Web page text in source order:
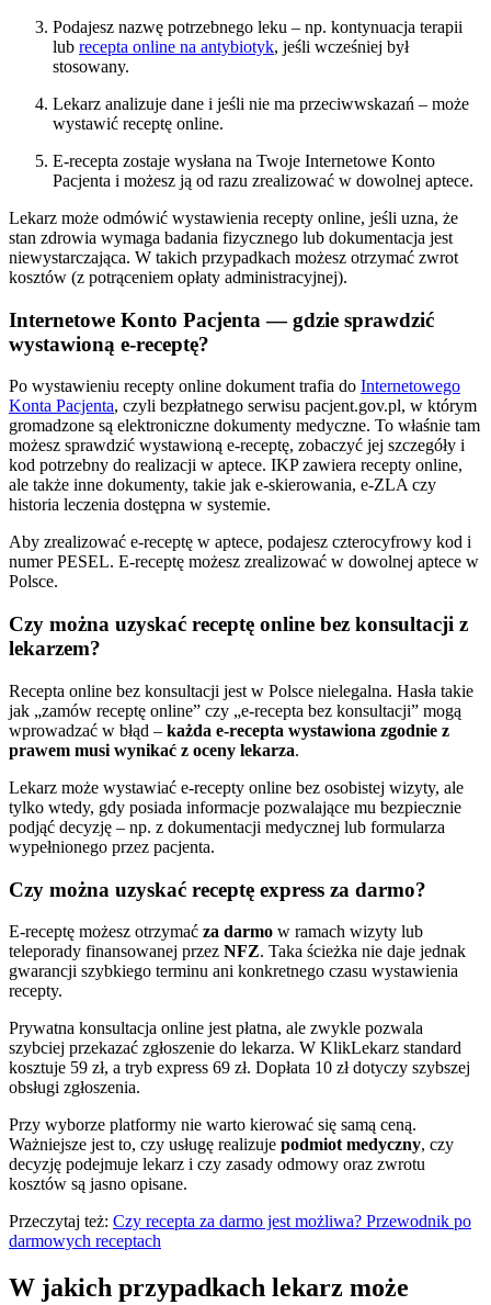
Podajesz nazwę potrzebnego leku – np. kontynuacja terapii
lub recepta online na antybiotyk, jeśli wcześniej był
stosowany.
Lekarz analizuje dane i jeśli nie ma przeciwwskazań – może
wystawić receptę online.
E-recepta zostaje wysłana na Twoje Internetowe Konto
Pacjenta i możesz ją od razu zrealizować w dowolnej aptece.
Lekarz może odmówić wystawienia recepty online, jeśli uzna, że
stan zdrowia wymaga badania fizycznego lub dokumentacja jest
niewystarczająca. W takich przypadkach możesz otrzymać zwrot
kosztów (z potrąceniem opłaty administracyjnej).
Internetowe Konto Pacjenta — gdzie sprawdzić
wystawioną e-receptę?
Po wystawieniu recepty online dokument trafia do Internetowego
Konta Pacjenta, czyli bezpłatnego serwisu pacjent.gov.pl, w którym
gromadzone są elektroniczne dokumenty medyczne. To właśnie tam
możesz sprawdzić wystawioną e-receptę, zobaczyć jej szczegóły i
kod potrzebny do realizacji w aptece. IKP zawiera recepty online,
ale także inne dokumenty, takie jak e-skierowania, e-ZLA czy
historia leczenia dostępna w systemie.
Aby zrealizować e-receptę w aptece, podajesz czterocyfrowy kod i
numer PESEL. E-receptę możesz zrealizować w dowolnej aptece w
Polsce.
Czy można uzyskać receptę online bez konsultacji z
lekarzem?
Recepta online bez konsultacji jest w Polsce nielegalna. Hasła takie
jak „zamów receptę online” czy „e-recepta bez konsultacji” mogą
wprowadzać w błąd – każda e-recepta wystawiona zgodnie z
prawem musi wynikać z oceny lekarza.
Lekarz może wystawiać e-recepty online bez osobistej wizyty, ale
tylko wtedy, gdy posiada informacje pozwalające mu bezpiecznie
podjąć decyzję – np. z dokumentacji medycznej lub formularza
wypełnionego przez pacjenta.
Czy można uzyskać receptę express za darmo?
E-receptę możesz otrzymać za darmo w ramach wizyty lub
teleporady finansowanej przez NFZ. Taka ścieżka nie daje jednak
gwarancji szybkiego terminu ani konkretnego czasu wystawienia
recepty.
Prywatna konsultacja online jest płatna, ale zwykle pozwala
szybciej przekazać zgłoszenie do lekarza. W KlikLekarz standard
kosztuje 59 zł, a tryb express 69 zł. Dopłata 10 zł dotyczy szybszej
obsługi zgłoszenia.
Przy wyborze platformy nie warto kierować się samą ceną.
Ważniejsze jest to, czy usługę realizuje podmiot medyczny, czy
decyzję podejmuje lekarz i czy zasady odmowy oraz zwrotu
kosztów są jasno opisane.
Przeczytaj też: Czy recepta za darmo jest możliwa? Przewodnik po
darmowych receptach
W jakich przypadkach lekarz może